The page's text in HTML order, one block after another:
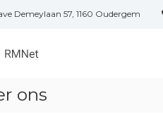
Demeylaan 57, 1160 Oudergem
ons